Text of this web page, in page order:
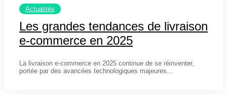
Actualités
Les grandes tendances de livraison
e-commerce en 2025
La livraison e-commerce en 2025 continue de se réinventer,
portée par des avancées technologiques majeures...